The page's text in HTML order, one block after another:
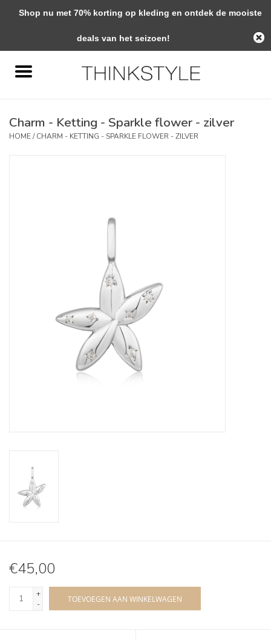
0 Artikelen - €0,00
Woondecoratie
Charm - Ketting - Sparkle flower - zilver
HOME/CHARM - KETTING - SPARKLE FLOWER - ZILVER
€45,00
+
-
TOEVOEGEN AAN WINKELWAGEN
Shop nu met 70% korting op kleding en ontdek de mooiste
deals van het seizoen!